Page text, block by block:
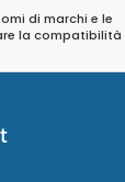
di marchi e le
la compatibilità